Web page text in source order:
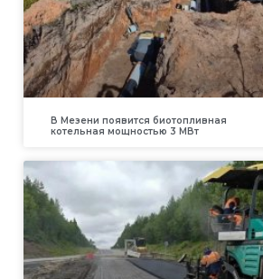
В Мезени появится биотопливная
котельная мощностью 3 МВт